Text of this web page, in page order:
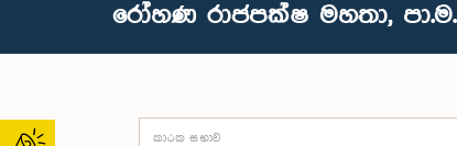
රෝහණ රාජපක්ෂ මහතා, පා.ම.
කාරක සභාව